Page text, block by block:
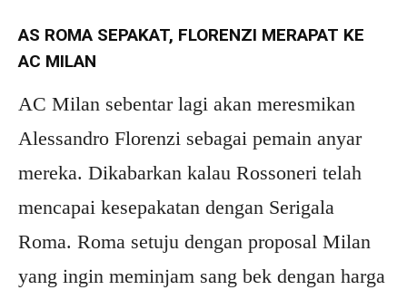
AS ROMA SEPAKAT, FLORENZI MERAPAT KE
AC MILAN
AC Milan sebentar lagi akan meresmikan
Alessandro Florenzi sebagai pemain anyar
mereka. Dikabarkan kalau Rossoneri telah
mencapai kesepakatan dengan Serigala
Roma. Roma setuju dengan proposal Milan
yang ingin meminjam sang bek dengan harga